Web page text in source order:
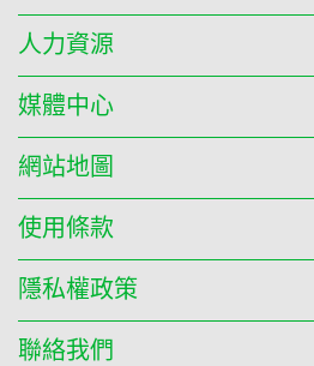
人力資源
媒體中心
網站地圖
使用條款
隱私權政策
聯絡我們